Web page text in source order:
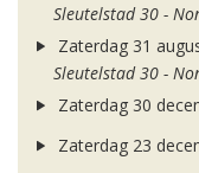
Sleutelstad 30 -
Zaterdag 31
Sleutelstad 30 -
Zaterdag 30
Zaterdag 23